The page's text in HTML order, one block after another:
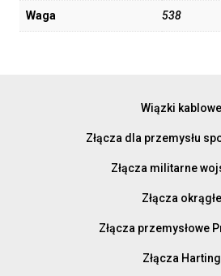
Waga 538
Wiązki kablowe
Złącza dla przemysłu
Złącza militarne
Złącza okrągłe
Złącza przemysłowe
Złącza Harting